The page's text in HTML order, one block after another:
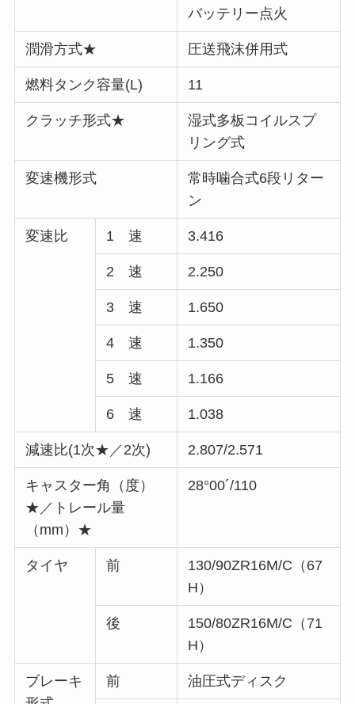
バッテリー点火
潤滑方式★ 圧送飛沫併用式
燃料タンク容量(L) 11
クラッチ形式★
湿式多板コイルスプ
リング式
変速機形式
常時噛合式6段リター
ン
変速比 1 速 3.416
2 速 2.250
3 速 1.650
4 速 1.350
5 速 1.166
6 速 1.038
減速比(1次★／2次) 2.807/2.571
キャスター角（度）
★／トレール量
（mm）★
28°00´/110
タイヤ 前
130/90ZR16M/C（67
H）
後
150/80ZR16M/C（71
H）
ブレーキ
前 油圧式ディスク